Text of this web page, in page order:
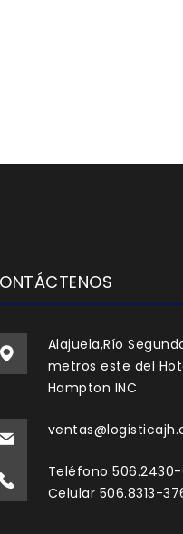
Alajuela,Río
metros este del
Hampton INC
Teléfono
Celular 506.8313-